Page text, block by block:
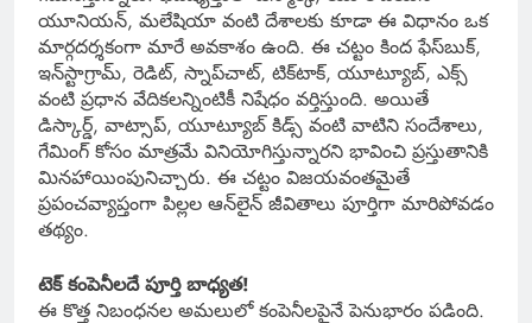
యూనియన్, మలేషియా వంటి దేశాలకు కూడా ఈ విధానం ఒక
మార్గదర్శకంగా మారే అవకాశం ఉంది. ఈ చట్టం కింద ఫేస్‌బుక్,
ఇన్‌స్టాగ్రామ్, రెడిట్, స్నాప్‌చాట్, టిక్‌టాక్, యూట్యూబ్, ఎక్స్
వంటి ప్రధాన వేదికలన్నింటికీ నిషేధం వర్తిస్తుంది. అయితే
డిస్కార్డ్, వాట్సాప్, యూట్యూబ్ కిడ్స్ వంటి వాటిని సందేశాలు,
గేమింగ్ కోసం మాత్రమే వినియోగిస్తున్నారని భావించి ప్రస్తుతానికి
మినహాయింపునిచ్చారు. ఈ చట్టం విజయవంతమైతే
ప్రపంచవ్యాప్తంగా పిల్లల ఆన్‌లైన్ జీవితాలు పూర్తిగా మారిపోవడం
తథ్యం.
టెక్ కంపెనీలదే పూర్తి బాధ్యత!
ఈ కొత్త నిబంధనల అమలులో కంపెనీలపైనే పెనుభారం పడింది.